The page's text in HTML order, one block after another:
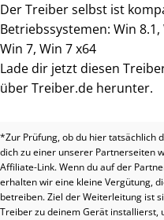
Der Treiber selbst ist
Betriebssystemen: Win 8.1,
Win 7, Win 7 x64
Lade dir jetzt diesen
über Treiber.de herunter.
*Zur Prüfung, ob du hier tatsächlich
dich zu einer unserer Partnerseiten
Affiliate-Link. Wenn du auf der
erhalten wir eine kleine Vergütung,
betreiben. Ziel der Weiterleitung ist
Treiber zu deinem Gerät installierst,